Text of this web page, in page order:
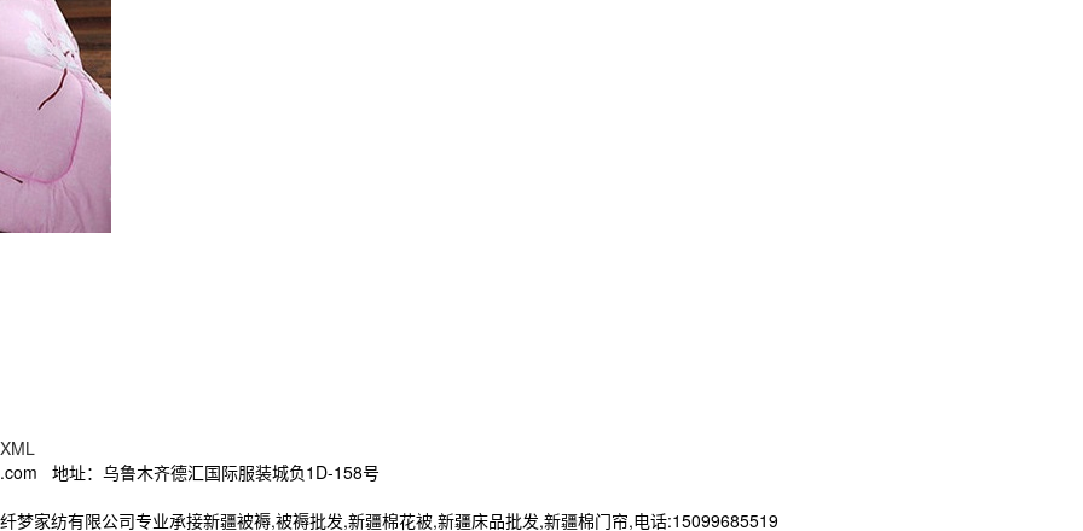
XML
地址：乌鲁木齐德汇国际服装城负1D-158号
梦家纺有限公司专业承接新疆被褥,被褥批发,新疆棉花被,新疆床品批发,新疆棉门帘,电话:15099685519